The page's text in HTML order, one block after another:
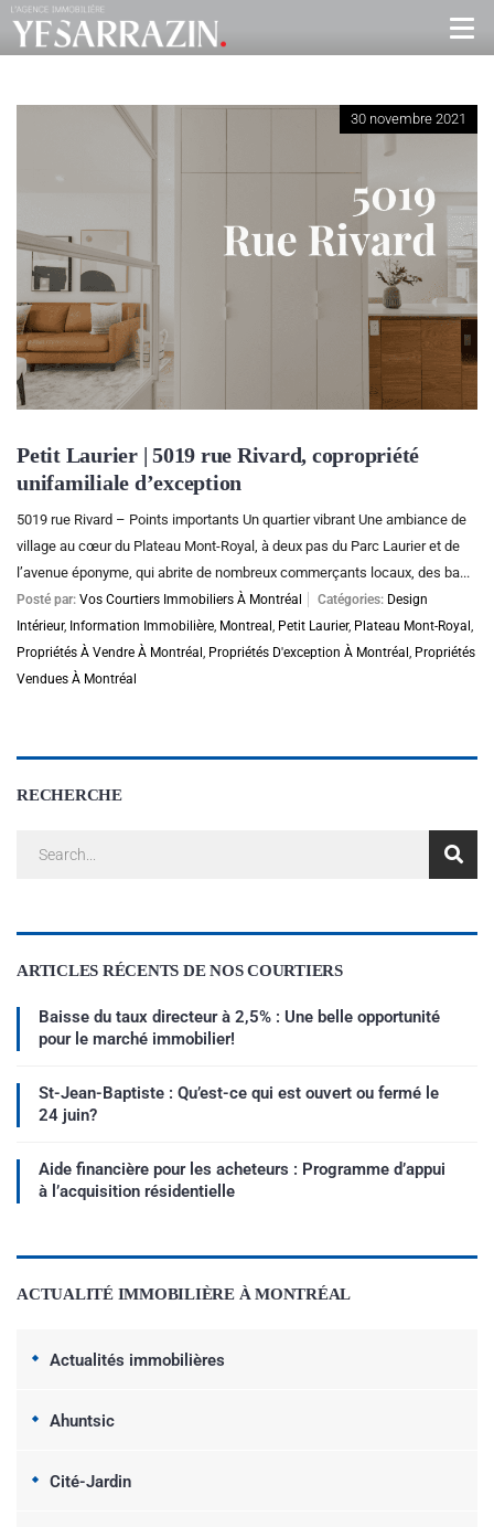
30 novembre 2021
Petit Laurier | 5019 rue Rivard, copropriété
unifamiliale d’exception
5019 rue Rivard – Points importants Un quartier vibrant Une ambiance de
village au cœur du Plateau Mont-Royal, à deux pas du Parc Laurier et de
l’avenue éponyme, qui abrite de nombreux commerçants locaux, des ba...
Posté par: Vos Courtiers Immobiliers À Montréal Catégories: Design
Intérieur, Information Immobilière Montreal Petit Laurier, Plateau Mont-Royal
Propriétés À Vendre À Montréal Propriétés D'exception À Montréal Propriétés
Vendues À Montréal
RECHERCHE
ARTICLES RÉCENTS DE NOS COURTIERS
Baisse du taux directeur à 2,5% : Une belle opportunité
pour le marché immobilier!
St-Jean-Baptiste : Qu’est-ce qui est ouvert ou fermé le
24 juin?
Aide financière pour les acheteurs : Programme d’appui
à l’acquisition résidentielle
ACTUALITÉ IMMOBILIÈRE À MONTRÉAL
Actualités immobilières
Ahuntsic
Cité-Jardin